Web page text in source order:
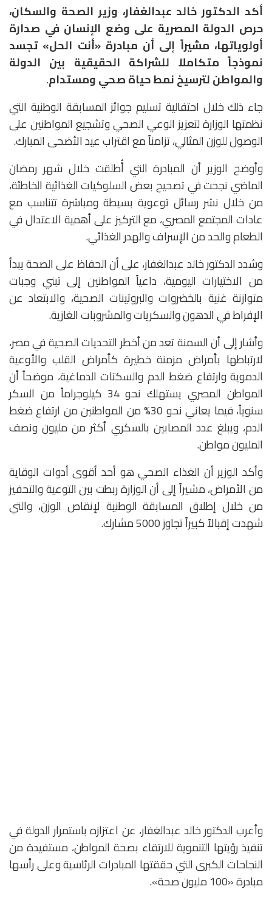
أكد الدكتور خالد عبدالغفار، وزير الصحة والسكان،
حرص الدولة المصرية على وضع الإنسان في صدارة
أولوياتها، مشيراً إلى أن مبادرة «أنت الحل» تجسد
نموذجاً متكاملاً للشراكة الحقيقية بين الدولة
والمواطن لترسيخ نمط حياة صحي ومستدام.
جاء ذلك خلال احتفالية تسليم جوائز المسابقة الوطنية التي
نظمتها الوزارة لتعزيز الوعي الصحي وتشجيع المواطنين على
الوصول للوزن المثالي، تزامناً مع اقتراب عيد الأضحى المبارك.
وأوضح الوزير أن المبادرة التي أُطلقت خلال شهر رمضان
الماضي نجحت في تصحيح بعض السلوكيات الغذائية الخاطئة،
من خلال نشر رسائل توعوية بسيطة ومباشرة تتناسب مع
عادات المجتمع المصري، مع التركيز على أهمية الاعتدال في
الطعام والحد من الإسراف والهدر الغذائي.
وشدد الدكتور خالد عبدالغفار، على أن الحفاظ على الصحة يبدأ
من الاختيارات اليومية، داعياً المواطنين إلى تبني وجبات
متوازنة غنية بالخضروات والبروتينات الصحية، والابتعاد عن
الإفراط في الدهون والسكريات والمشروبات الغازية.
وأشار إلى أن السمنة تعد من أخطر التحديات الصحية في مصر،
لارتباطها بأمراض مزمنة خطيرة كأمراض القلب والأوعية
الدموية وارتفاع ضغط الدم والسكتات الدماغية، موضحاً أن
المواطن المصري يستهلك نحو 34 كيلوجراماً من السكر
سنوياً، فيما يعاني نحو 30% من المواطنين من ارتفاع ضغط
الدم، ويبلغ عدد المصابين بالسكري أكثر من مليون ونصف
المليون مواطن.
وأكد الوزير أن الغذاء الصحي هو أحد أقوى أدوات الوقاية
من الأمراض، مشيراً إلى أن الوزارة ربطت بين التوعية والتحفيز
من خلال إطلاق المسابقة الوطنية لإنقاص الوزن، والتي
شهدت إقبالاً كبيراً تجاوز 5000 مشارك.
وأعرب الدكتور خالد عبدالغفار، عن اعتزازه باستمرار الدولة في
تنفيذ رؤيتها التنموية للارتقاء بصحة المواطن، مستفيدة من
النجاحات الكبرى التي حققتها المبادرات الرئاسية وعلى رأسها
مبادرة «100 مليون صحة».